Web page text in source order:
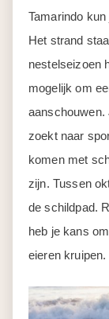
Tamarindo
Het strand
nestelseizoen
mogelijk om
aanschouwen.
zoekt naar
komen met
zijn. Tussen
de schildpad.
heb je kans
eieren kruipen.